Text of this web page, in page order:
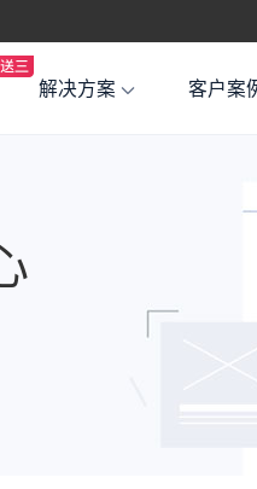
解决方案 客户案